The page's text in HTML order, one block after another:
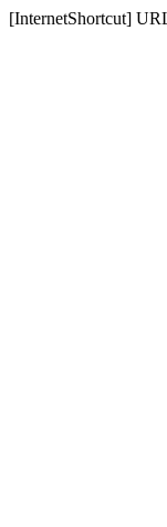
[InternetShortcut]